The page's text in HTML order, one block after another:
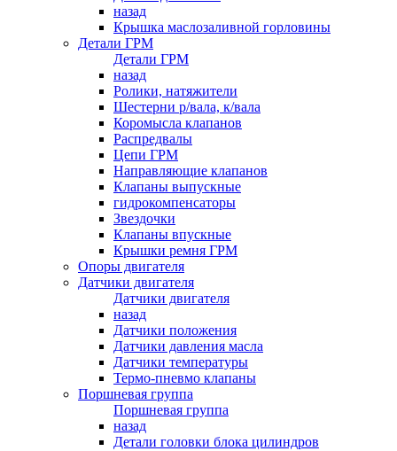
назад
Крышка маслозаливной горловины
Детали ГРМ
Детали ГРМ
назад
Ролики, натяжители
Шестерни р/вала, к/вала
Коромысла клапанов
Распредвалы
Цепи ГРМ
Направляющие клапанов
Клапаны выпускные
гидрокомпенсаторы
Звездочки
Клапаны впускные
Крышки ремня ГРМ
Опоры двигателя
Датчики двигателя
Датчики двигателя
назад
Датчики положения
Датчики давления масла
Датчики температуры
Термо-пневмо клапаны
Поршневая группа
Поршневая группа
назад
Детали головки блока цилиндров